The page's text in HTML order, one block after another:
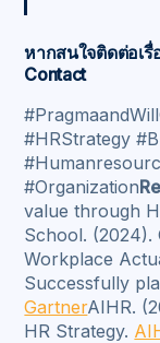
หากสนใจติดต่อเรื่
Contact
#HRStrategy
#Organization
value through
School. (2024).
Workplace
Successfully
GartnerAIHR.
HR Strategy.